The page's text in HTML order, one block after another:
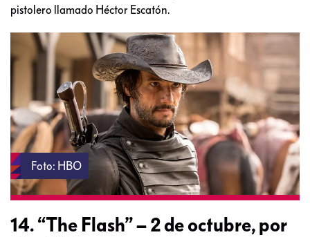
pistolero llamado Héctor Escatón.
Foto: HBO
14. “The Flash” – 2 de octubre, por